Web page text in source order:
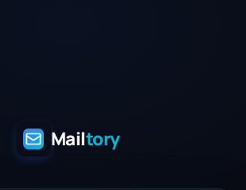
Mailtory